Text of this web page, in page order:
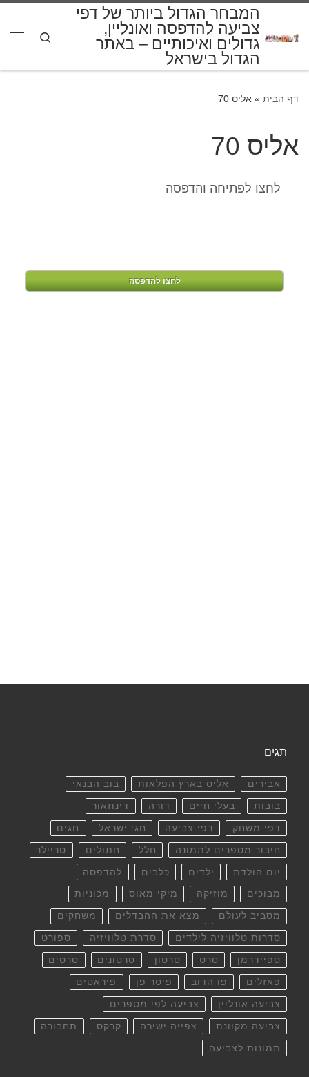
המבחר הגדול ביותר של דפי
צביעה להדפסה ואונליין,
גדולים ואיכותיים – באתר
הגדול בישראל
Search
דף הבית » אליס 70
אליס 70
לחצו לפתיחה והדפסה
לחצו להדפסה
תגים
אבירים אליס בארץ הפלאות בוב הבנאי
בובות בעלי חיים דורה דינוזאור
דפי משחק דפי צביעה חגי ישראל חגים
חיבור מספרים לתמונה חלל חתולים טריילר
יום הולדת ילדים כלבים להדפסה
מבוכים מוזיקה מיקי מאוס מכוניות
מסביב לעולם מצא את ההבדלים משחקים
סדרות טלוויזיה לילדים סדרת טלוויזיה ספורט
ספיידרמן סרט סרטון סרטונים סרטים
פאזלים פו הדוב פיטר פן פיראטים
צביעה אונליין צביעה לפי מספרים
צביעה מקוונת צפייה ישירה קרקס תחבורה
תמונות לצביעה